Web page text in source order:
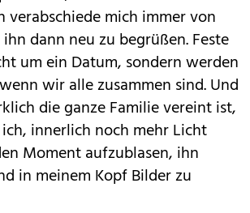
verabschiede mich immer von
dann neu zu begrüßen. Feste
um ein Datum, sondern werden
wir alle zusammen sind. Und
die ganze Familie vereint ist,
innerlich noch mehr Licht
Moment aufzublasen, ihn
in meinem Kopf Bilder zu